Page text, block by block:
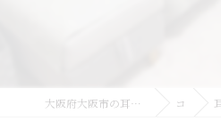
大阪府大阪市の耳つぼなら耳つぼダイエットサロンふーみん コラム 耳